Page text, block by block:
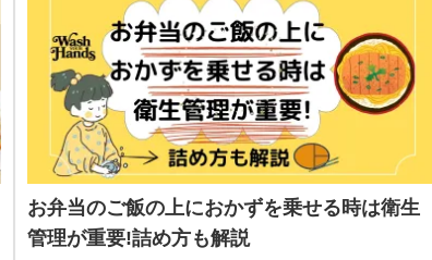
お弁当のご飯の上におかずを乗せる時は衛生
管理が重要!詰め方も解説